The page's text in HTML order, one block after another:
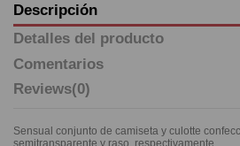
Descripción
Detalles del producto
Comentarios
Reviews(0)
Sensual conjunto de camiseta y culotte
semitransparente y raso, respectivamente.